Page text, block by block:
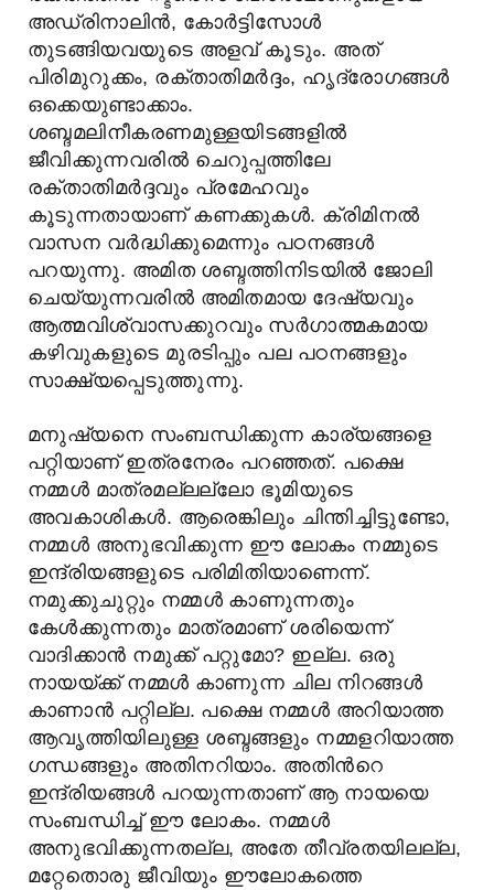
അഡ്രിനാലിൻ, കോർട്ടിസോൾ
തുടങ്ങിയവയുടെ അളവ് കൂടും. അത്
പിരിമുറുക്കം, രക്താതിമർദ്ദം, ഹൃദ്രോഗങ്ങൾ
ഒക്കെയുണ്ടാക്കാം.
ശബ്ദമലിനീകരണമുള്ളയിടങ്ങളിൽ
ജീവിക്കുന്നവരിൽ ചെറുപ്പത്തിലേ
രക്താതിമർദ്ദവും പ്രമേഹവും
കൂടുന്നതായാണ് കണക്കുകൾ. ക്രിമിനൽ
വാസന വർദ്ധിക്കുമെന്നും പഠനങ്ങൾ
പറയുന്നു. അമിത ശബ്ദത്തിനിടയിൽ ജോലി
ചെയ്യുന്നവരിൽ അമിതമായ ദേഷ്യവും
ആത്മവിശ്വാസക്കുറവും സർഗാത്മകമായ
കഴിവുകളുടെ മുരടിപ്പും പല പഠനങ്ങളും
സാക്ഷ്യപ്പെടുത്തുന്നു.
മനുഷ്യനെ സംബന്ധിക്കുന്ന കാര്യങ്ങളെ
പറ്റിയാണ് ഇത്രനേരം പറഞ്ഞത്. പക്ഷെ
നമ്മൾ മാത്രമല്ലല്ലോ ഭൂമിയുടെ
അവകാശികൾ. ആരെങ്കിലും ചിന്തിച്ചിട്ടുണ്ടോ,
നമ്മള്‍ അനുഭവിക്കുന്ന ഈ ലോകം നമ്മുടെ
ഇന്ദ്രിയങ്ങളുടെ പരിമിതിയാണെന്ന്.
നമുക്കുചുറ്റും നമ്മള്‍ കാണുന്നതും
കേള്‍ക്കുന്നതും മാത്രമാണ് ശരിയെന്ന്
വാദിക്കാന്‍ നമുക്ക് പറ്റുമോ? ഇല്ല. ഒരു
നായയ്ക്ക് നമ്മള്‍ കാണുന്ന ചില നിറങ്ങള്‍
കാണാന്‍ പറ്റില്ല. പക്ഷെ നമ്മള്‍ അറിയാത്ത
ആവൃത്തിയിലുള്ള ശബ്ദങ്ങളും നമ്മളറിയാത്ത
ഗന്ധങ്ങളും അതിനറിയാം. അതിന്‍റെ
ഇന്ദ്രിയങ്ങള്‍ പറയുന്നതാണ് ആ നായയെ
സംബന്ധിച്ച് ഈ ലോകം. നമ്മള്‍
അനുഭവിക്കുന്നതല്ല, അതേ തീവ്രതയിലല്ല,
മറ്റേതൊരു ജീവിയും ഈലോകത്തെ